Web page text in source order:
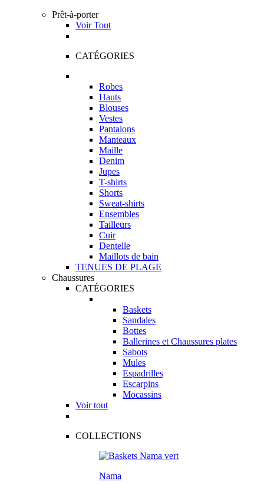
Prêt-à-porter
Voir Tout
CATÉGORIES
Robes
Hauts
Blouses
Vestes
Pantalons
Manteaux
Maille
Denim
Jupes
T-shirts
Shorts
Sweat-shirts
Ensembles
Tailleurs
Cuir
Dentelle
Maillots de bain
TENUES DE PLAGE
Chaussures
CATÉGORIES
Baskets
Sandales
Bottes
Ballerines et Chaussures plates
Sabots
Mules
Espadrilles
Escarpins
Mocassins
Voir tout
COLLECTIONS
Nama